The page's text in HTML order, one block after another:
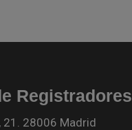
Registradores
21. 28006 Madrid